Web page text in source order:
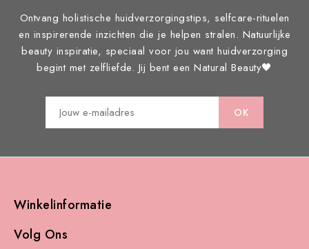
Ontvang holistische huidverzorgingstips, selfcare-rituelen
en inspirerende inzichten die je helpen stralen. Natuurlijke
beauty inspiratie, speciaal voor jou want huidverzorging
begint met zelfliefde. Jij bent een Natural Beauty🖤
Winkelinformatie
Volg Ons